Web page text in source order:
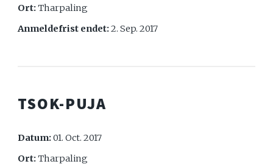
Ort:Tharpaling
Anmeldefrist endet:2. Sep. 2017
TSOK-PUJA
Datum:01. Oct. 2017
Ort:Tharpaling